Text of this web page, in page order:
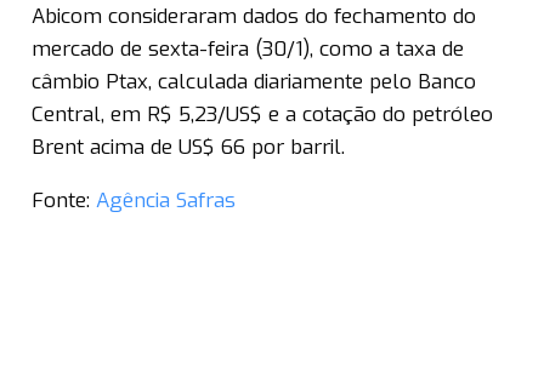
Abicom consideraram dados do fechamento do
mercado de sexta-feira (30/1), como a taxa de
câmbio Ptax, calculada diariamente pelo Banco
Central, em R$ 5,23/US$ e a cotação do petróleo
Brent acima de US$ 66 por barril.
Fonte: Agência Safras